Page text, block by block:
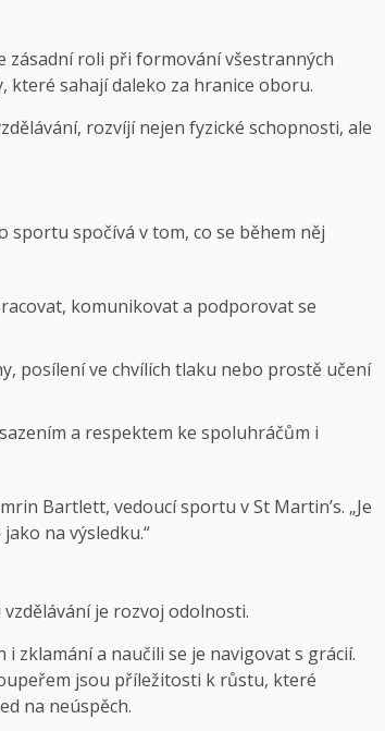
zásadní roli při formování všestranných
které sahají daleko za hranice oboru.
rozvíjí nejen fyzické schopnosti, ale
spočívá v tom, co se během něj
komunikovat a podporovat se
posílení ve chvílích tlaku nebo prostě učení
a respektem ke spoluhráčům i
Bartlett, vedoucí sportu v St Martin’s. „Je
na výsledku.“
je rozvoj odolnosti.
zklamání a naučili se je navigovat s grácií.
jsou příležitosti k růstu, které
na neúspěch.